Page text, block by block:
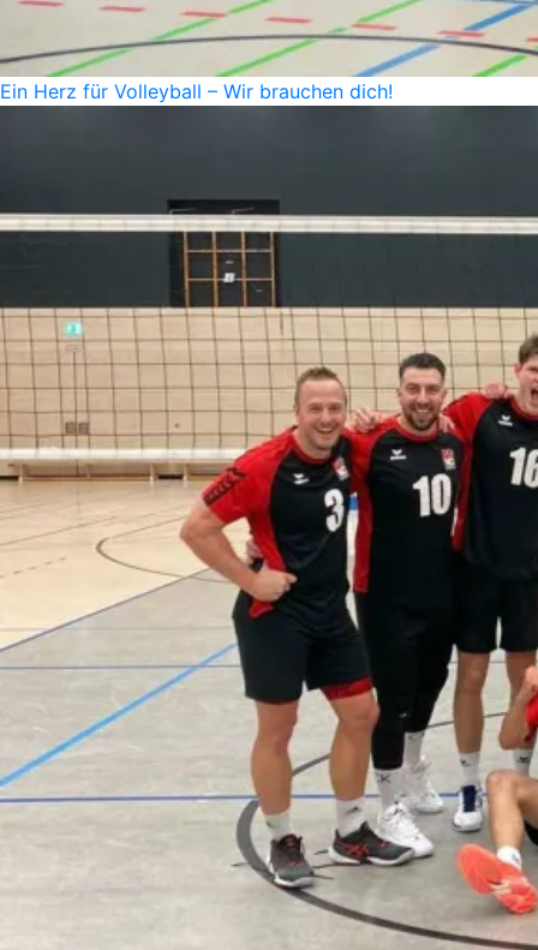
Ein Herz für Volleyball – Wir brauchen dich!